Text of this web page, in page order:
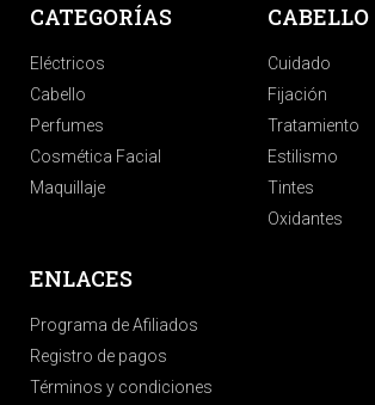
CATEGORÍAS
Eléctricos
Cabello
Perfumes
Cosmética Facial
Maquillaje
CABELLO
Cuidado
Fijación
Tratamiento
Estilismo
Tintes
Oxidantes
ENLACES
Programa de Afiliados
Registro de pagos
Términos y condiciones